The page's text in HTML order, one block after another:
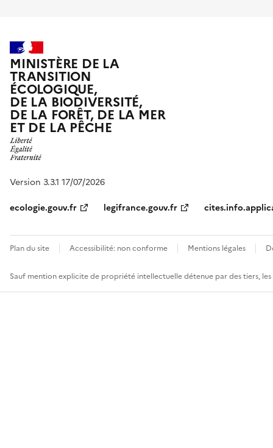
MINISTÈRE DE LA
TRANSITION
ÉCOLOGIQUE,
DE LA BIODIVERSITÉ,
DE LA FORÊT, DE LA MER
ET DE LA PÊCHE
Version 3.3.1 17/07/2026
ecologie.gouv.fr
legifrance.gouv.fr
Plan du site Accessibilité: non conforme Mentions légales
Sauf mention explicite de propriété intellectuelle détenue par des tiers,